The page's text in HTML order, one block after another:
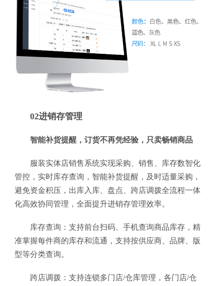
02进销存管理
智能补货提醒，订货不再凭经验，只卖畅销商品
服装实体店销售系统实现采购、销售、库存数智化
管控，实时库存查询，智能补货提醒，及时适量采购，
避免资金积压，出库入库、盘点、跨店调拨全流程一体
化高效协同管理，全面提升进销存管理效率。
库存查询：支持前台扫码、手机查询商品库存，精
准掌握每件商的库存和流通，支持按供应商、品牌、版
型等分类查询。
跨店调拨：支持连锁多门店/仓库管理，各门店/仓